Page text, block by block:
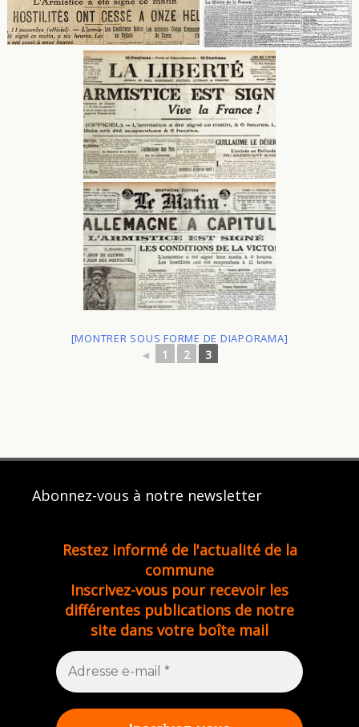
[MONTRER SOUS FORME DE DIAPORAMA]
◄ 1 2 3
Abonnez-vous à notre newsletter
Restez informé de l'actualité de la
commune
Inscrivez-vous pour recevoir les
différentes publications de notre
site dans votre boîte mail